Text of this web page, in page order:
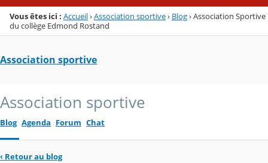
Vous êtes ici : Accueil›Association sportive› Blog›Association Sportive
du collège Edmond Rostand
Association sportive
Association sportive
Blog Agenda Forum Chat
‹ Retour au blog